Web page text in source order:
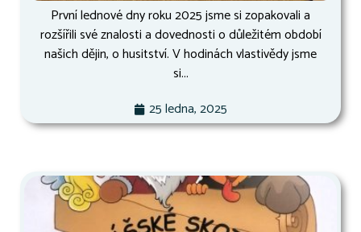
První lednové dny roku 2025 jsme si zopakovali a
rozšířili své znalosti a dovednosti o důležitém období
našich dějin, o husitství. V hodinách vlastivědy jsme
si...
25 ledna, 2025